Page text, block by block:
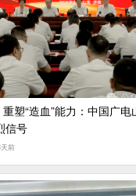
重塑“造血”能力：中国广
信号
前